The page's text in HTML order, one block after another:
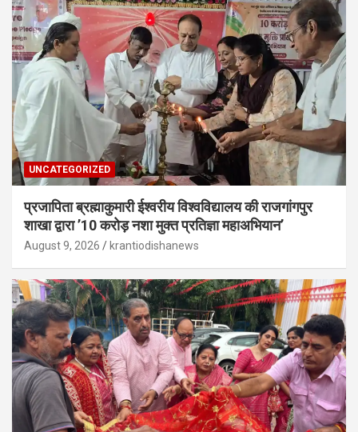
UNCATEGORIZED
प्रजापिता ब्रह्माकुमारी ईश्वरीय विश्वविद्यालय की राजगांगपुर
शाखा द्वारा ’10 करोड़ नशा मुक्त प्रतिज्ञा महाअभियान’
August 9, 2026 krantiodishanews